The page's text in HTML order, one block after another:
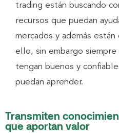
trading están buscando
recursos que puedan
mercados y además
ello, sin embargo
tengan buenos y
puedan aprender.
Transmiten
que aportan valor